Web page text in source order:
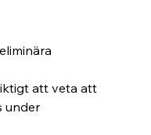
att veta att
under